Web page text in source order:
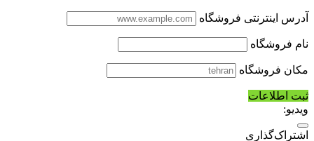
آدرس اینترنتی فروشگاه
نام فروشگاه
مکان فروشگاه
ثبت اطلاعات
ویدیو:
اشتراک‌گذاری